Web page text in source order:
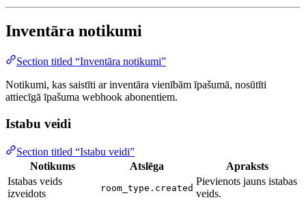
Inventāra notikumi
Section titled “Inventāra notikumi”
Notikumi, kas saistīti ar inventāra vienībām īpašumā, nosūtīti
attiecīgā īpašuma webhook abonentiem.
Istabu veidi
Section titled “Istabu veidi”
Notikums
Atslēga
Apraksts
Istabas veids
izveidots
room_type.created
Pievienots jauns istabas
veids.